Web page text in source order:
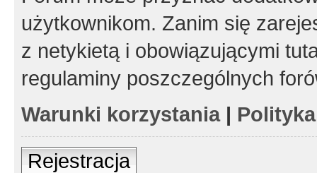
użytkownikom. Zanim się
z netykietą i obowiązującymi
regulaminy poszczególnych
Warunki korzystania|
Rejestracja